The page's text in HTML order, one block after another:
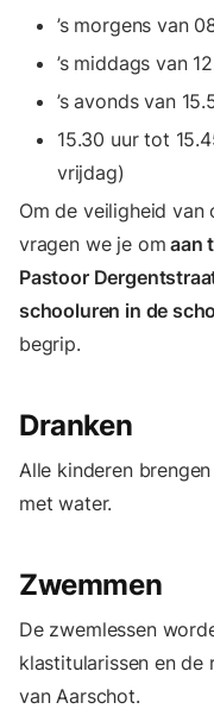
’s morgens van
’s middags van
’s avonds van
15.30 uur tot
vrijdag)
Om de veiligheid van
vragen we je om aan
Pastoor
schooluren in de
begrip.
Dranken
Alle kinderen
met water.
Zwemmen
De zwemlessen
klastitularissen en de
van Aarschot.